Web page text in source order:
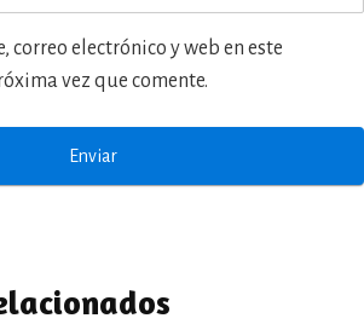
correo electrónico y web en este
vez que comente.